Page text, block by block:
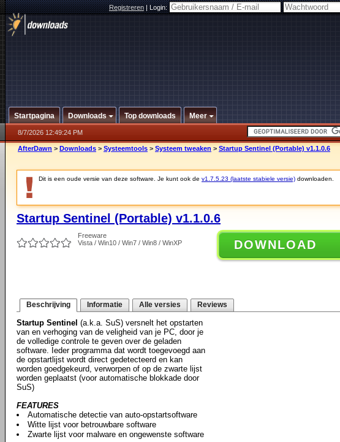
Registreren|Login:
Startpagina Downloads Top downloads Meer
8/7/2026 12:49:24 PM
AfterDawn > Downloads > Systeemtools > Systeem tweaken > Startup Sentinel (Portable) v1.1.0.6
Dit is een oude versie van deze software. Je kunt ook de v1.7.5.23 (laatste stabiele versie) downloaden.
Startup Sentinel (Portable) v1.1.0.6
Freeware
Vista / Win10 / Win7 / Win8 / WinXP
DOWNLOAD
Beschrijving Informatie Alle versies Reviews
Startup Sentinel (a.k.a. SuS) versnelt het opstarten
van en verhoging van de veligheid van je PC, door je
de volledige controle te geven over de geladen
software. Ieder programma dat wordt toegevoegd aan
de opstartlijst wordt direct gedetecteerd en kan
worden goedgekeurd, verworpen of op de zwarte lijst
worden geplaatst (voor automatische blokkade door
SuS)
FEATURES
Automatische detectie van auto-opstartsoftware
Witte lijst voor betrouwbare software
Zwarte lijst voor malware en ongewenste software